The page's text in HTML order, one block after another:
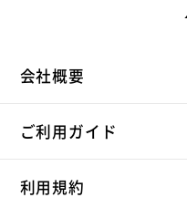
会社概要
ご利用ガイド
利用規約